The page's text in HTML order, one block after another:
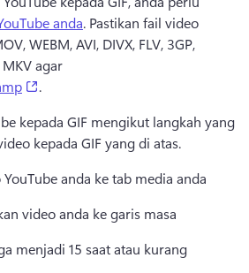
anda. Pastikan fail video
WEBM, AVI, DIVX, FLV, 3GP,
agar
.
kepada GIF mengikut langkah yang
kepada GIF yang di atas.
anda ke tab media anda
video anda ke garis masa
menjadi 15 saat atau kurang